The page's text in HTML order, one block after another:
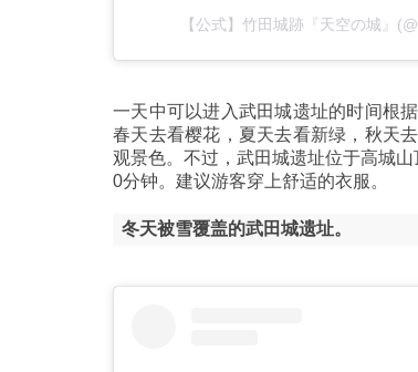
【公式】竹田城跡『天空の城』
一天中可以进入武田城遗址的时间根
春天去看樱花，夏天去看新绿，秋天
观景色。不过，武田城遗址位于高城
0分钟。建议游客穿上舒适的衣服。
冬天被雪覆盖的武田城遗址。